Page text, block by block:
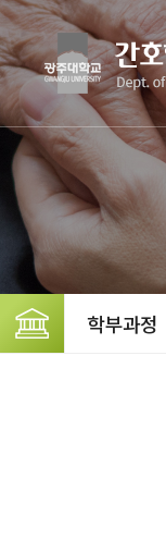
학부과정